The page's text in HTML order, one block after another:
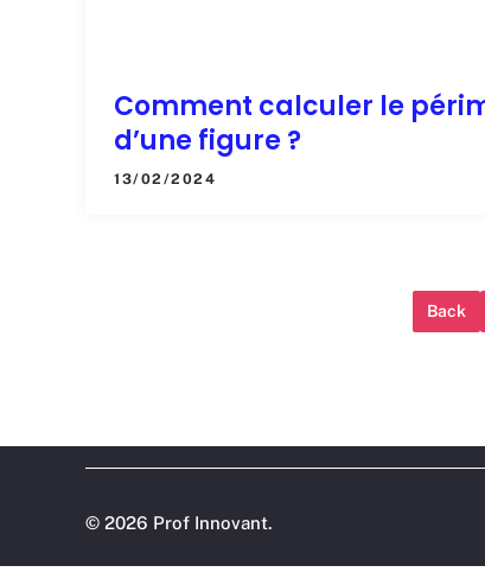
Comment calculer le
d’une figure ?
13/02/2024
Back
© 2026 Prof Innovant.